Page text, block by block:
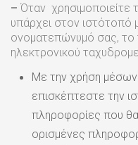
– Όταν χρησιμοποιείτε
υπάρχει στον
ονοματεπώνυμό σας,
ηλεκτρονικού
Με την χρήση
επισκέπτεστε την
πληροφορίες που
ορισμένες